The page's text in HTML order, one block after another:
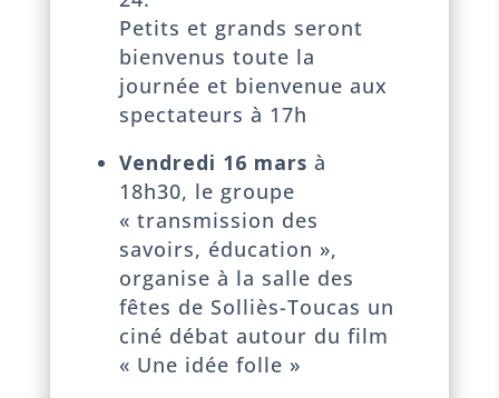
Petits et grands seront
bienvenus toute la
journée et bienvenue aux
spectateurs à 17h
Vendredi 16 mars à
18h30, le groupe
« transmission des
savoirs, éducation »,
organise à la salle des
fêtes de Solliès-Toucas un
ciné débat autour du film
« Une idée folle »